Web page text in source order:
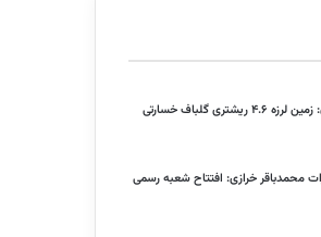
مدیرعامل هلال احمر کرمان: زمین لرزه ۴.۶ ریشتری گلباف خسارتی
محمدباقر خرازی: افتتاح شعبه رسمی